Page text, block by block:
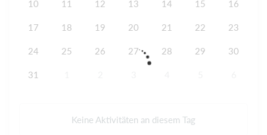
10 11 12 13 14 15 16
17 18 19 20 21 22 23
24 25 26 27 28 29 30
31
Keine Aktivitäten an diesem Tag